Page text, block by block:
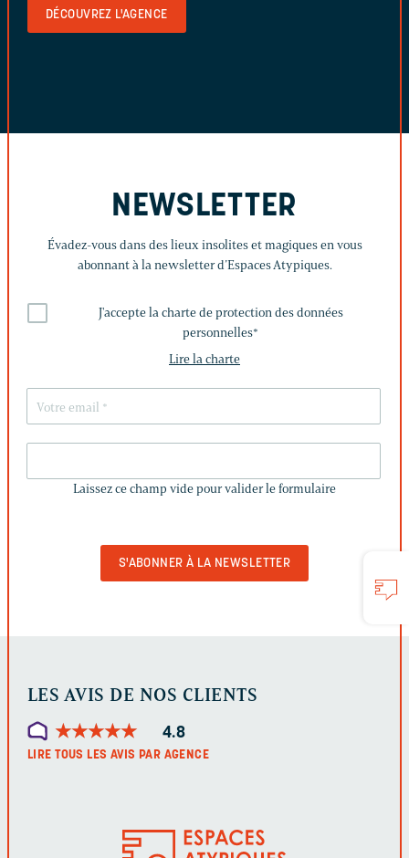
DÉCOUVREZ L'AGENCE
NEWSLETTER
Évadez-vous dans des lieux insolites et magiques en vous
abonnant à la newsletter d’Espaces Atypiques.
J'accepte la charte de protection des données
personnelles*
Lire la charte
CHAMP
Laissez ce champ vide pour valider le formulaire
LES AVIS DE NOS CLIENTS
★★★★★
★★★★★ 4.8
LIRE TOUS LES AVIS PAR AGENCE